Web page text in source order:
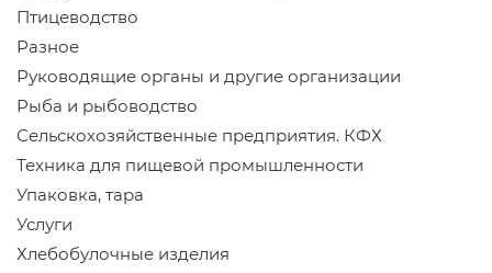
Птицеводство
Разное
Руководящие органы и другие организации
Рыба и рыбоводство
Сельскохозяйственные предприятия. КФХ
Техника для пищевой промышленности
Упаковка, тара
Услуги
Хлебобулочные изделия